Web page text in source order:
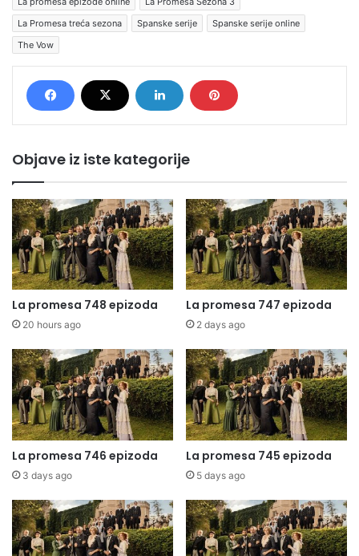
La Promesa treća sezona
Spanske serije
Spanske serije online
The Vow
Objave iz iste kategorije
La promesa 748 epizoda
20 hours ago
La promesa 747 epizoda
2 days ago
La promesa 746 epizoda
3 days ago
La promesa 745 epizoda
5 days ago